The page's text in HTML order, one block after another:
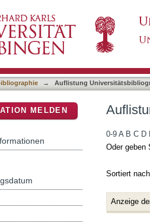
→ Auflistung
0-9 A B C D
Oder geben
Sortiert
Anzeige
MELDEN